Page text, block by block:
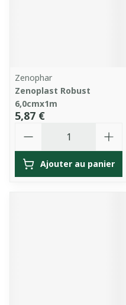
Zenophar
Zenoplast Robust
6,0cmx1m
5,87 €
Ajouter au panier